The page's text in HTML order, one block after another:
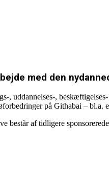
med den
, uddannelses-,
på Githabai – bl.a.
består af tidligere